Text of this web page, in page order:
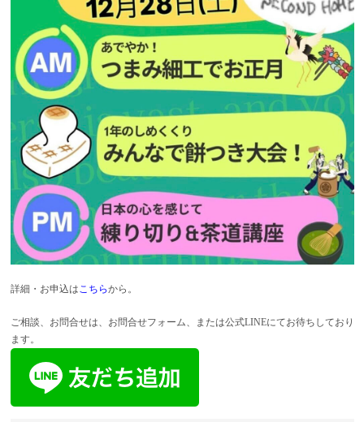
詳細・お申込はこちらから。
ご相談、お問合せは、お問合せフォーム、または公式LINEにてお待ちしており
ます。